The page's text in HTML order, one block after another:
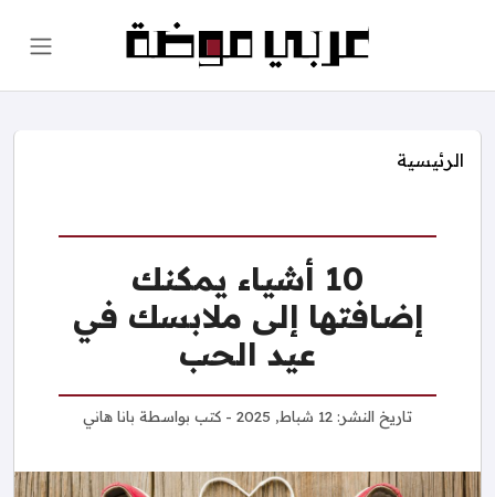
الرئيسية
10 أشياء يمكنك
إضافتها إلى ملابسك في
عيد الحب
تاريخ النشر: 12 شباط, 2025 - كتب بواسطة بانا هاني